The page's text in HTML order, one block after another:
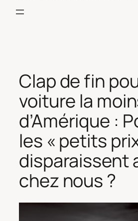
Clap de fin
voiture la
d’Amérique :
les « petits
disparaissent
chez nous ?